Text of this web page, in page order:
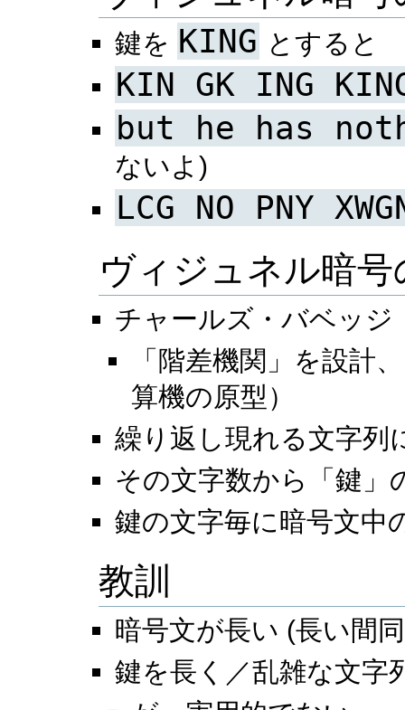
鍵を KING とすると
KIN GK ING
but he has
ないよ)
LCG NO PNY
ヴィジュネル暗号
チャールズ・バベッジ
「階差機関」を設計
算機の原型）
繰り返し現れる文字列
その文字数から「鍵」
鍵の文字毎に暗号文中
教訓
暗号文が長い (長い間
鍵を長く／乱雑な文字